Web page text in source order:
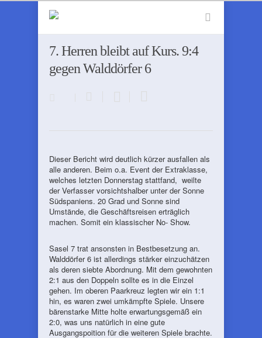
7. Herren bleibt auf Kurs. 9:4
gegen Walddörfer 6
Dieser Bericht wird deutlich kürzer ausfallen als
alle anderen. Beim o.a. Event der Extraklasse,
welches letzten Donnerstag stattfand, weilte
der Verfasser vorsichtshalber unter der Sonne
Südspaniens. 20 Grad und Sonne sind
Umstände, die Geschäftsreisen erträglich
machen. Somit ein klassischer No- Show.
Sasel 7 trat ansonsten in Bestbesetzung an.
Walddörfer 6 ist allerdings stärker einzuchätzen
als deren siebte Abordnung. Mit dem gewohnten
2:1 aus den Doppeln sollte es in die Einzel
gehen. Im oberen Paarkreuz legten wir ein 1:1
hin, es waren zwei umkämpfte Spiele. Unsere
bärenstarke Mitte holte erwartungsgemäß ein
2:0, was uns natürlich in eine gute
Ausgangspoition für die weiteren Spiele brachte.